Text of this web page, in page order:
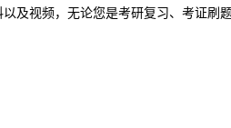
及视频，无论您是考研复习、考证